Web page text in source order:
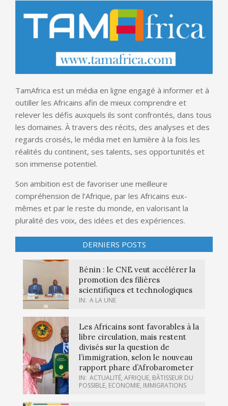
TamAfrica est un média en ligne engagé à informer et à
outiller les Africains afin de mieux comprendre et
relever les défis auxquels ils sont confrontés, dans tous
les domaines. À travers des récits, des analyses et des
regards croisés, le média met en lumière à la fois les
réalités du continent, ses talents, ses opportunités et
son immense potentiel.
Son ambition est de favoriser une meilleure
compréhension de l’Afrique, par les Africains eux-
mêmes et par le reste du monde, en valorisant la
pluralité des voix, des idées et des expériences.
DERNIERS POSTS
Bénin : le CNE veut accélérer la
promotion des filières
scientifiques et technologiques
IN: A LA UNE
Les Africains sont favorables à la
libre circulation, mais restent
divisés sur la question de
l’immigration, selon le nouveau
rapport phare d’Afrobarometer
IN: ACTUALITÉ, AFRIQUE, BÂTISSEUR DU
POSSIBLE, ECONOMIE, IMMIGRATIONS